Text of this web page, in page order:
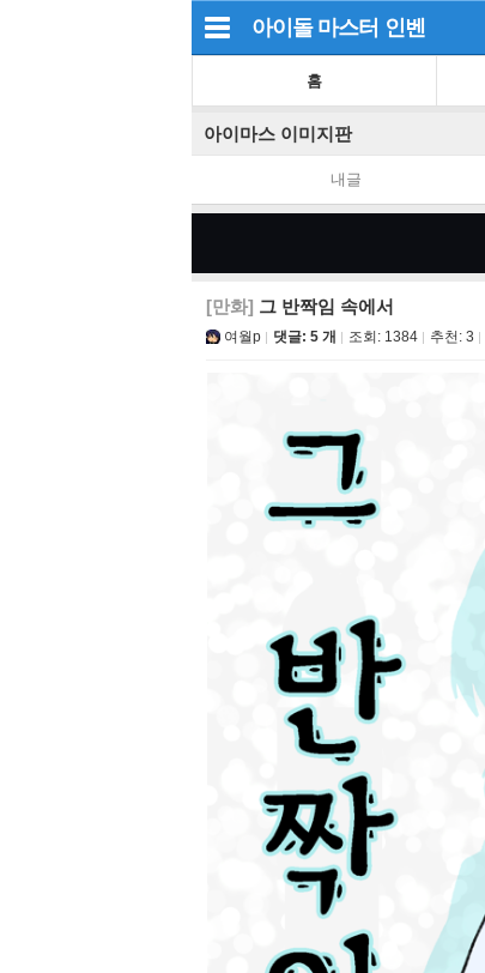
아이돌 마스터 인벤
홈
아이마스 이미지판
내글
[만화] 그 반짝임 속에서
여월p 댓글: 5 개 조회: 1384 추천: 3